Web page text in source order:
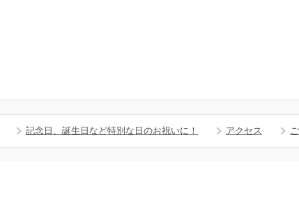
記念日、誕生日など特別な日のお祝いに！ アクセス